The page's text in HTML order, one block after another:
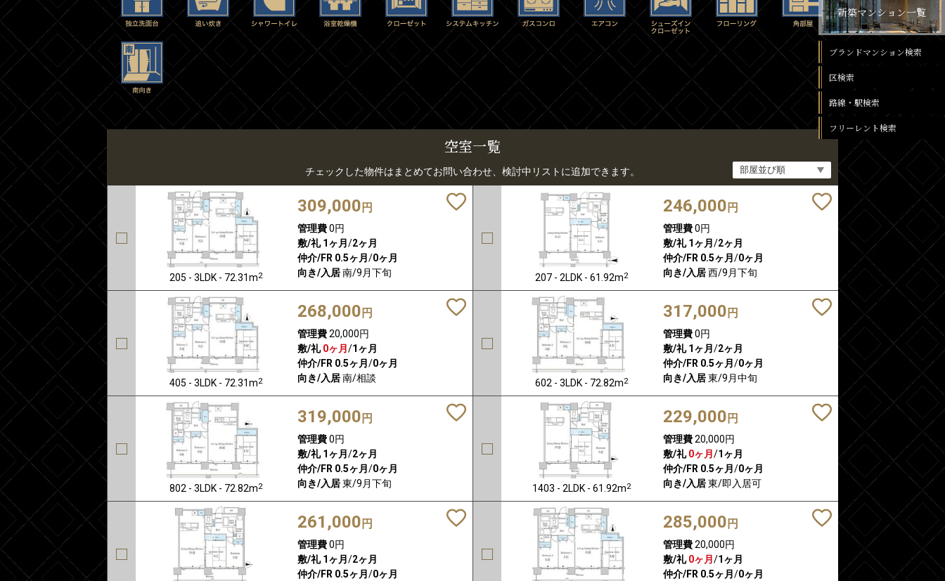
空室一覧
チェックした物件はまとめてお問い合わせ、検討中リストに追加できます。
205 - 3LDK - 72.31m2
309,000 円
管理費0円
敷/礼 1ヶ月 /2ヶ月
仲介/FR 0.5ヶ月 /0ヶ月
向き/入居南/9月下旬 207 - 2LDK - 61.92m2
246,000 円
管理費0円
敷/礼 1ヶ月 /2ヶ月
仲介/FR 0.5ヶ月 /0ヶ月
向き/入居西/9月下旬
405 - 3LDK - 72.31m2
268,000 円
管理費20,000円
敷/礼 0ヶ月 /1ヶ月
仲介/FR 0.5ヶ月 /0ヶ月
向き/入居南/相談 602 - 3LDK - 72.82m2
317,000 円
管理費0円
敷/礼 1ヶ月 /2ヶ月
仲介/FR 0.5ヶ月 /0ヶ月
向き/入居東/9月中旬
802 - 3LDK - 72.82m2
319,000 円
管理費0円
敷/礼 1ヶ月 /2ヶ月
仲介/FR 0.5ヶ月 /0ヶ月
向き/入居東/9月下旬 1403 - 2LDK - 61.92m2
229,000 円
管理費20,000円
敷/礼 0ヶ月 /1ヶ月
仲介/FR 0.5ヶ月 /0ヶ月
向き/入居東/即入居可
261,000 円
管理費0円
敷/礼 1ヶ月 /2ヶ月
仲介/FR 0.5ヶ月 /0ヶ月
285,000 円
管理費20,000円
敷/礼 0ヶ月 /1ヶ月
仲介/FR 0.5ヶ月 /0ヶ月
新築マンション一覧
ブランドマンション検索
区検索
路線・駅検索
フリーレント検索